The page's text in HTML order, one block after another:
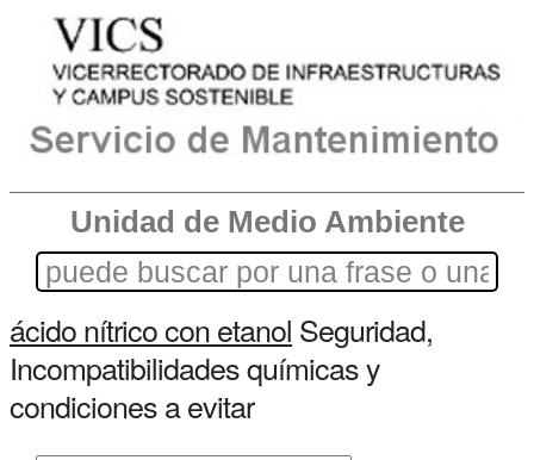
Unidad de Medio Ambiente
ácido nítrico con etanol Seguridad,
Incompatibilidades químicas y
condiciones a evitar